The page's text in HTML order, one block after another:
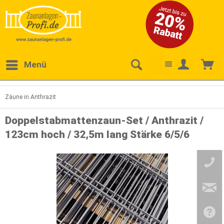
Menü
Zäune in Anthrazit
Doppelstabmattenzaun-Set / Anthrazit /
123cm hoch / 32,5m lang Stärke 6/5/6